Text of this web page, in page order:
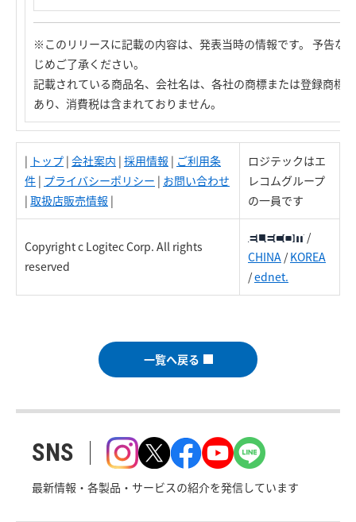
※このリリースに記載の内容は、発表当時の情報です。 予告な
じめご了承ください。
記載されている商品名、会社名は、各社の商標または登録商標
あり、消費税は含まれておりません。
| トップ | 会社案内 | 採用情報 | ご利用条
件 | プライバシーポリシー | お問い合わせ
| 取扱店販売情報 |
ロジテックはエ
レコムグループ
の一員です
Copyright c Logitec Corp. All rights
reserved
/
CHINA /KOREA
/ednet.
一覧へ戻る
SNS
最新情報・各製品・サービスの紹介を発信しています